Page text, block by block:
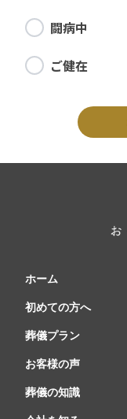
闘病中
ご健在
ホーム
初めての方へ
葬儀プラン
お客様の声
葬儀の知識